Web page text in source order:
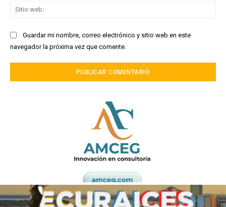
Guardar mi nombre, correo electrónico y sitio web en este
navegador la próxima vez que comente.